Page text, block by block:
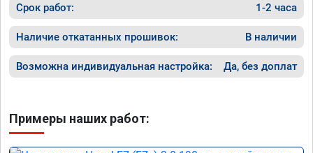
Срок работ: 1-2 часа
Наличие откатанных прошивок: В наличии
Возможна индивидуальная настройка: Да, без доплат
Примеры наших работ: